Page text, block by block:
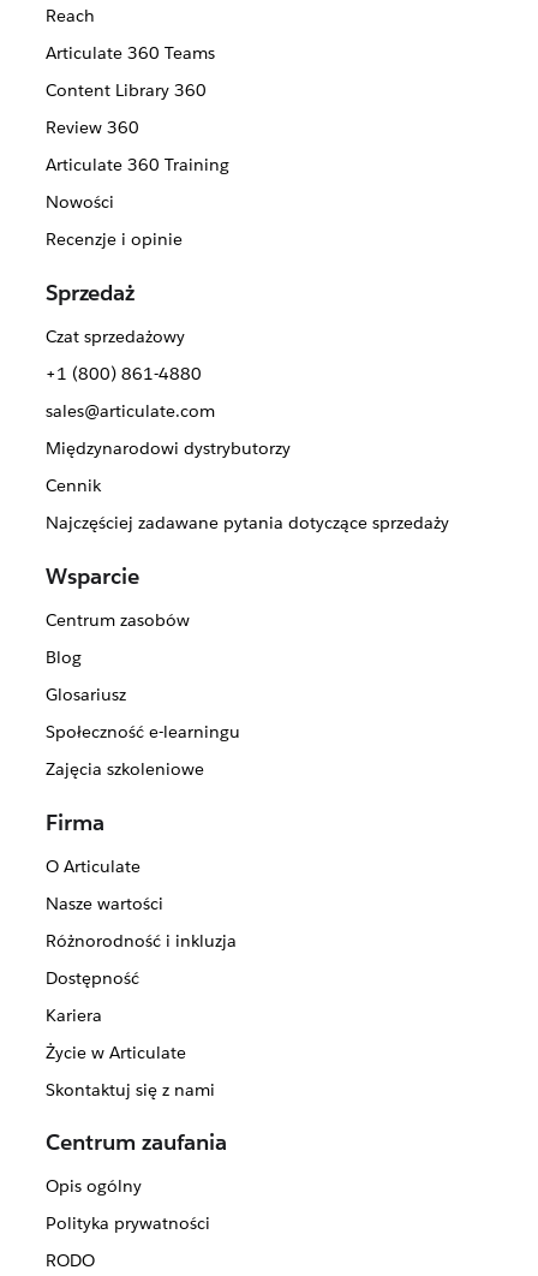
Reach
Articulate 360 Teams
Content Library 360
Review 360
Articulate 360 Training
Nowości
Recenzje i opinie
Sprzedaż
Czat sprzedażowy
+1 (800) 861-4880
sales@articulate.com
Międzynarodowi dystrybutorzy
Cennik
Najczęściej zadawane pytania dotyczące sprzedaży
Wsparcie
Centrum zasobów
Blog
Glosariusz
Społeczność e-learningu
Zajęcia szkoleniowe
Firma
O Articulate
Nasze wartości
Różnorodność i inkluzja
Dostępność
Kariera
Życie w Articulate
Skontaktuj się z nami
Centrum zaufania
Opis ogólny
Polityka prywatności
RODO